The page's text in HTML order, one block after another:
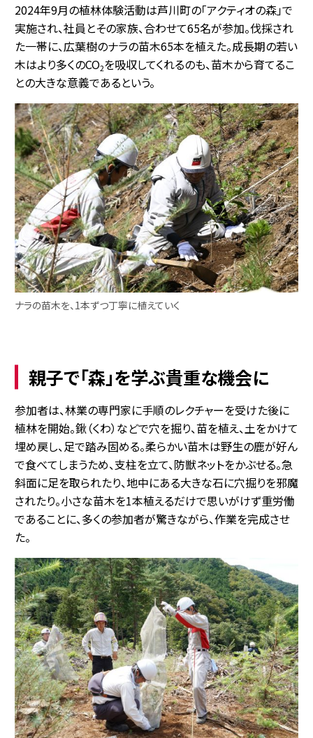
2024年9月の植林体験活動は芦川町の「アクティオの森」で
実施され、社員とその家族、合わせて65名が参加。伐採され
た一帯に、広葉樹のナラの苗木65本を植えた。成長期の若い
木はより多くのCO2を吸収してくれるのも、苗木から育てるこ
との大きな意義であるという。
ナラの苗木を、1本ずつ丁寧に植えていく
親子で「森」を学ぶ貴重な機会に
参加者は、林業の専門家に手順のレクチャーを受けた後に
植林を開始。鍬（くわ）などで穴を掘り、苗を植え、土をかけて
埋め戻し、足で踏み固める。柔らかい苗木は野生の鹿が好ん
で食べてしまうため、支柱を立て、防獣ネットをかぶせる。急
斜面に足を取られたり、地中にある大きな石に穴掘りを邪魔
されたり。小さな苗木を1本植えるだけで思いがけず重労働
であることに、多くの参加者が驚きながら、作業を完成させ
た。